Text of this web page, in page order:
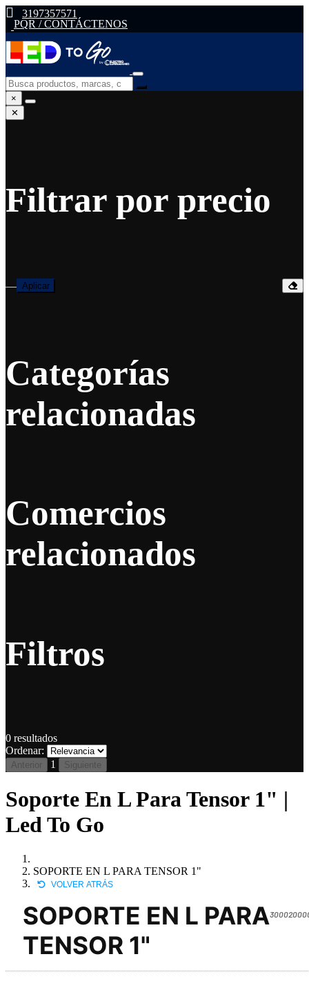
3197357571
PQR / CONTÁCTENOS
×
✕
Filtrar por precio
— Aplicar
Categorías
relacionadas
Comercios
relacionados
Filtros
0 resultados
Ordenar:
Anterior 1 Siguiente
Soporte En L Para Tensor 1" |
Led To Go
SOPORTE EN L PARA TENSOR 1"
VOLVER ATRÁS
SOPORTE EN L PARA
TENSOR 1"